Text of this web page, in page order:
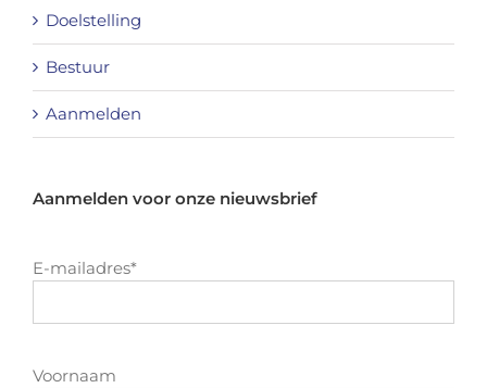
Doelstelling
Bestuur
Aanmelden
Aanmelden voor onze nieuwsbrief
E-mailadres*
Voornaam